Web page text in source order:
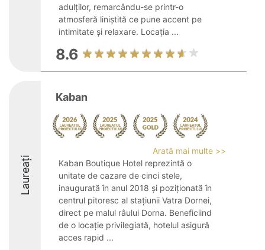
adulților, remarcându-se printr-o
atmosferă liniștită ce pune accent pe
intimitate și relaxare. Locația ...
8.6
Laureați
Kaban
Arată mai multe >>
Kaban Boutique Hotel reprezintă o
unitate de cazare de cinci stele,
inaugurată în anul 2018 și poziționată în
centrul pitoresc al stațiunii Vatra Dornei,
direct pe malul râului Dorna. Beneficiind
de o locație privilegiată, hotelul asigură
acces rapid ...